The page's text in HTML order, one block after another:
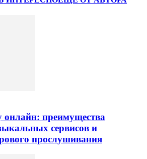
преимущества
сервисов и
прослушивания